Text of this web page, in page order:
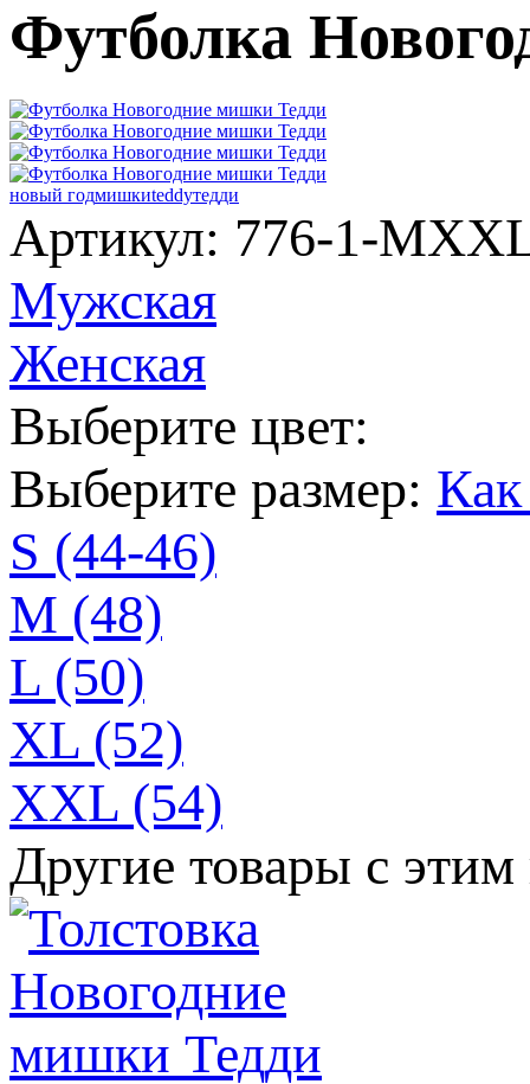
Футболка
новый годмишкиteddyтедди
Артикул: 776-1-
Мужская
Женская
Выберите цвет:
Выберите размер:
S (44-46)
M (48)
L (50)
XL (52)
XXL (54)
Другие товары с